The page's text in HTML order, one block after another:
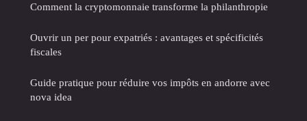
Comment la cryptomonnaie transforme la philanthropie
Ouvrir un per pour expatriés : avantages et spécificités
fiscales
Guide pratique pour réduire vos impôts en andorre avec
nova idea